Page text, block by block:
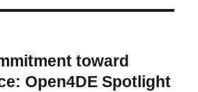
toward
Open4DE Spotlight